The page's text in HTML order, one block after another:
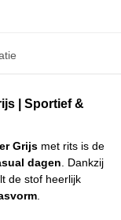
| Sportief &
Grijs met rits is de
dagen. Dankzij
de stof heerlijk
.